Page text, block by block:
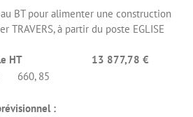
BT pour alimenter une construction
TRAVERS, à partir du poste EGLISE
HT
13 877,78 €
: 660, 85
: